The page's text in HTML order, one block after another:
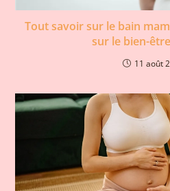
Tout savoir sur le bain
sur le bien-
11 août